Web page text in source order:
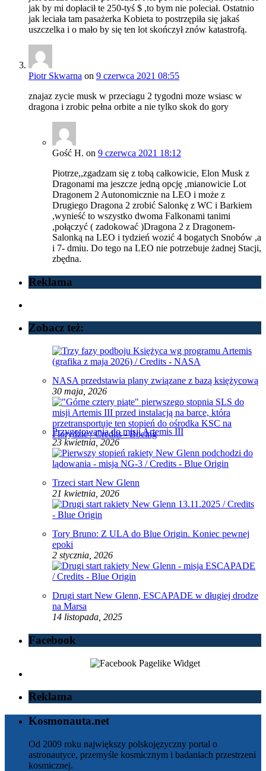
jak by mi dopłacił te 250-tyś $ ,to bym nie poleciał. Ostatnio
jak leciała tam pasażerka Kobieta to postrzępiła się jakaś
uszczelka i o mało by się ten lot skończył znów katastrofą.
Piotr Skwarna on 9 czerwca 2021 08:55
znajaz zycie musk w przeciagu 2 tygodni moze wsiasc w
dragona i zrobic pełna orbite a nie tylko skok do gory
Gość H. on 9 czerwca 2021 18:12
Piotrze,,zgadzam się z tobą całkowicie, Elon Musk z
Dragonami ma jeszcze jedną opcję ,mianowicie Lot
Dragonem 2 Autonomicznie na LEO i może z
Drugiego Dragona 2 zrobić Salonkę z WC i Barkiem
,wynieść to wszystko dwoma Falkonami tanimi
,połączyć ( zadokować )Dragona 2 z Dragonem-
Salonką na LEO i tydzień wozić 4 bogatych Snobów ,a
i 7- dmiu. Do tego na LEO nie potrzebuje żadnej Stacji,
zbędna.
Reklama
Zobacz też:
NASA przedstawia plany związane z bazą księżycową
30 maja, 2026
Przygotowania do misji Artemis III
23 kwietnia, 2026
Trzeci start New Glenn
21 kwietnia, 2026
Tory Bruno: Z ULA do Blue Origin. Koniec pewnej
epoki
2 stycznia, 2026
Drugi start New Glenn, ESCAPADE w długiej drodze
na Marsa
14 listopada, 2025
Facebook
Reklama
Kosmonauta.net
Od 2009 roku największy polskojęzyczny portal o
astronautyce, przemyśle kosmicznym i badaniach przestrzeni
kosmicznej.